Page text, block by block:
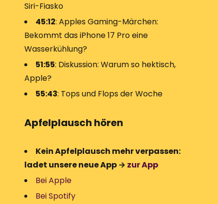
Siri-Fiasko
45:12: Apples Gaming-Märchen:
Bekommt das iPhone 17 Pro eine
Wasserkühlung?
51:55: Diskussion: Warum so hektisch,
Apple?
55:43: Tops und Flops der Woche
Apfelplausch hören
Kein Apfelplausch mehr verpassen:
ladet unsere neue App → zur App
Bei Apple
Bei Spotify